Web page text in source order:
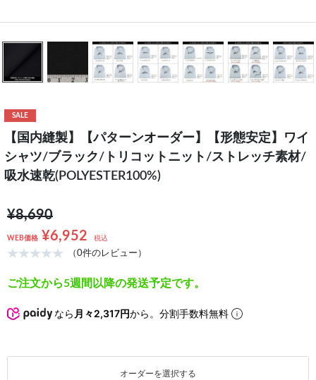
SALE
【国内縫製】【パターンオーダー】【形態安定】ワイ
シャツ/ブラック/トリコットニット/ストレッチ素材/
吸水速乾(POLYESTER100%)
¥8,690
WEB価格 ¥6,952 税込
（0件のレビュー）
ご注文から5週間以降の発送予定です。
なら 月々2,317円から。分割手数料無料
オーダーを選択する